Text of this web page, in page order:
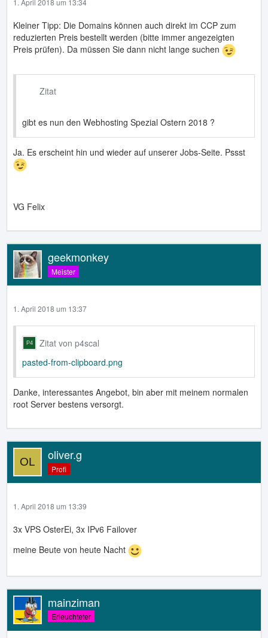
Kleiner Tipp: Die Domains können auch direkt im CCP zum
reduzierten Preis bestellt werden (bitte immer angezeigten
Preis prüfen). Da müssen Sie dann nicht lange suchen
Zitat
gibt es nun den Webhosting Spezial Ostern 2018 ?
Ja. Es erscheint hin und wieder auf unserer Jobs-Seite. Pssst
VG Felix
geekmonkey
Meister
1. April 2018 um 13:37
Zitat von p4scal
pasted-from-clipboard.png
Danke, interessantes Angebot, bin aber mit meinem normalen
root Server bestens versorgt.
oliver.g
Profi
1. April 2018 um 13:39
3x VPS OsterEi, 3x IPv6 Failover
meine Beute von heute Nacht
mainziman
Erleuchteter